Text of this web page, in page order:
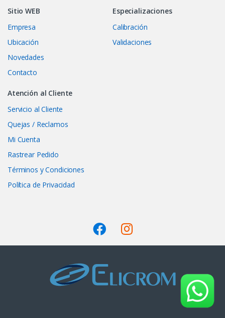
Sitio WEB
Empresa
Ubicación
Novedades
Contacto
Especializaciones
Calibración
Validaciones
Atención al Cliente
Servicio al Cliente
Quejas / Reclamos
Mi Cuenta
Rastrear Pedido
Términos y Condiciones
Política de Privacidad